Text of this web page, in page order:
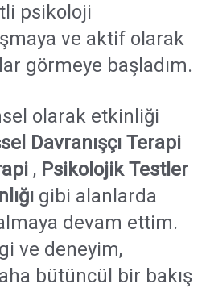
psikoloji
ve aktif olarak
görmeye başladım.
olarak etkinliği
Davranışçı Terapi
, Psikolojik Testler
gibi alanlarda
devam ettim.
ve deneyim,
bütüncül bir bakış